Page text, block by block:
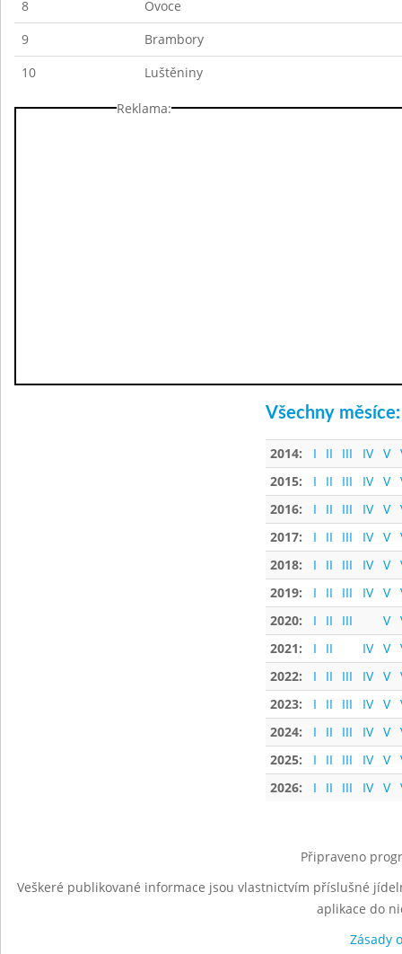
8
Ovoce
9
Brambory
10
Luštěniny
Reklama:
Všechny měsíce:
2014: I II III IV V
2015:
I II III IV V
2016:
I II III IV V
2017:
I II III IV V
2018:
I II III IV V
2019:
I II III IV V
2020:
I II III V
2021:
I II IV V
2022:
I II III IV V
2023:
I II III IV V
2024:
I II III IV V
2025:
I II III IV V
2026:
I II III IV V
Připraveno
Veškeré publikované informace jsou vlastnictvím příslušné
aplikace do
Zásady